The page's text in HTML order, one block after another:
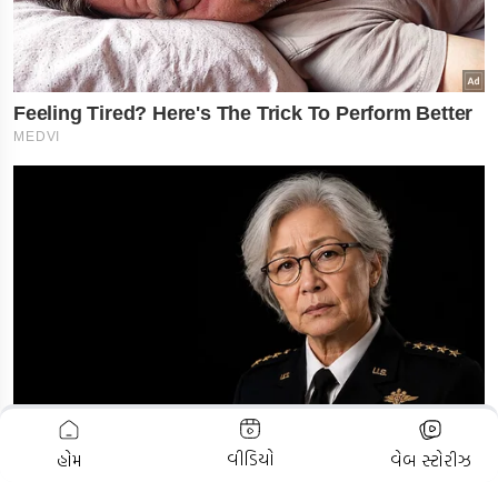
ADVERTISEMENT
હોમ વીડિયો વેબ સ્ટોરીઝ